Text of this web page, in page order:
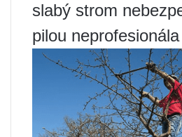
slabý strom
pilou